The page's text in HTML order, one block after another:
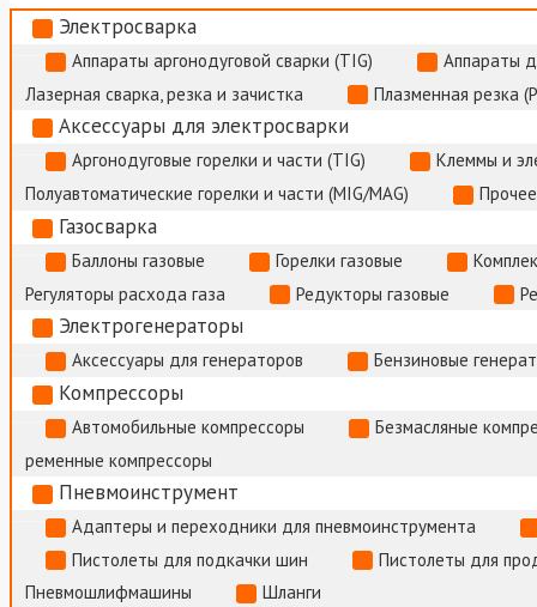
Электросварка
Аппараты аргонодуговой сварки (TIG)
Аппараты
Лазерная сварка, резка и зачистка
Плазменная резка
Аксессуары для электросварки
Аргонодуговые горелки и части (TIG)
Клеммы и
Полуавтоматические горелки и части (MIG/MAG)
Газосварка
Баллоны газовые Горелки газовые
Регуляторы расхода газа
Редукторы газовые
Электрогенераторы
Аксессуары для генераторов Бензиновые
Компрессоры
Автомобильные компрессоры
Безмасляные
ременные компрессоры
Пневмоинструмент
Адаптеры и переходники для пневмоинструмента
Пистолеты для подкачки шин
Пистолеты для
Пневмошлифмашины
Шланги